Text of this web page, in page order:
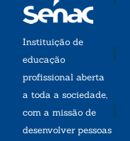
Instituição de
educação
profissional aberta
a toda a sociedade,
com a missão de
desenvolver pessoas